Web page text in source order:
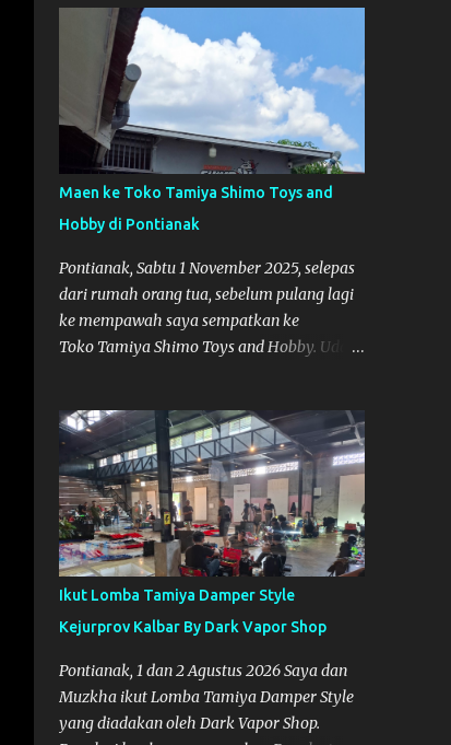
Daripada bengong dan sambil nunggu anak
pulang, saya pikir enak kali ya main
Tamiya di Pontianak. Muzkha di Lokasi
Agus Tamiya
Maen ke Toko Tamiya Shimo Toys and
Hobby di Pontianak
Pontianak, Sabtu 1 November 2025, selepas
dari rumah orang tua, sebelum pulang lagi
ke mempawah saya sempatkan ke
Toko Tamiya Shimo Toys and Hobby. Udah
pengen tahu tempatnya. Datang dari
Mempawah kesini jam 12 lewat kalau ndak
salah., tokonya belum buka. kata ibu2
pemilik, bukanya di jam 1. Saya pulang dulu
ke rumah ortu di Sepakat, untuk istirahat.
So malamnya sebelum pulang ke
Mempawah saya sempatkan lagi kesini.
Saya belanja beberapa part disini. Untuk
Lokasi Tempat:
Ikut Lomba Tamiya Damper Style
Kejurprov Kalbar By Dark Vapor Shop
Pontianak, 1 dan 2 Agustus 2026 Saya dan
Muzkha ikut Lomba Tamiya Damper Style
yang diadakan oleh Dark Vapor Shop.